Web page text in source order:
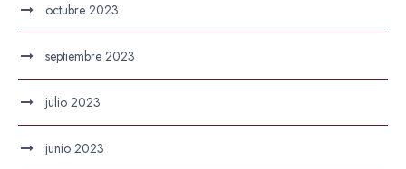
octubre 2023
septiembre 2023
julio 2023
junio 2023